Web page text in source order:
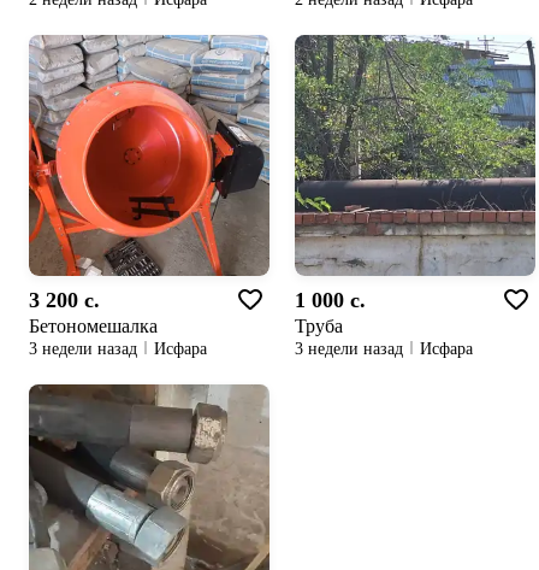
3 200 c.
Бетономешалка
3 недели назад Исфара
1 000 c.
Труба
3 недели назад Исфара